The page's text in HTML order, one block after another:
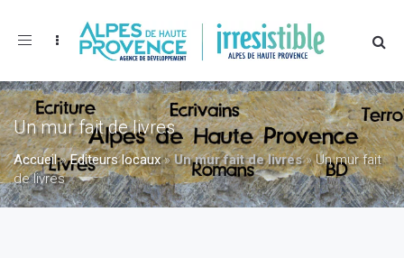
Toggle
Un mur fait de livres
Accueil»Editeurs locaux»Un mur fait de livres»Un mur fait
de livres